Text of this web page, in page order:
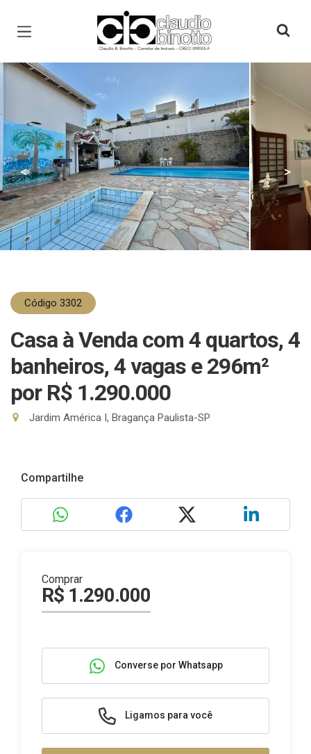
Página inicial
< >
Código 3302
Casa à Venda com 4 quartos, 4
banheiros, 4 vagas e 296m²
por R$ 1.290.000
Jardim América I, Bragança Paulista-SP
Compartilhe
Comprar
R$ 1.290.000
Converse por Whatsapp
Ligamos para você